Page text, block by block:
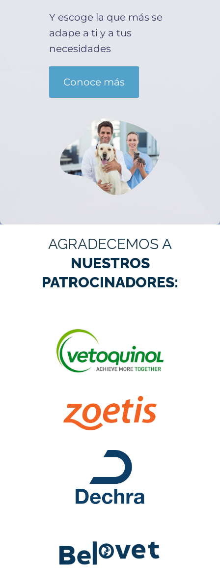
Y escoge la que más se
adape a ti y a tus
necesidades
Conoce más
AGRADECEMOS A
NUESTROS
PATROCINADORES: